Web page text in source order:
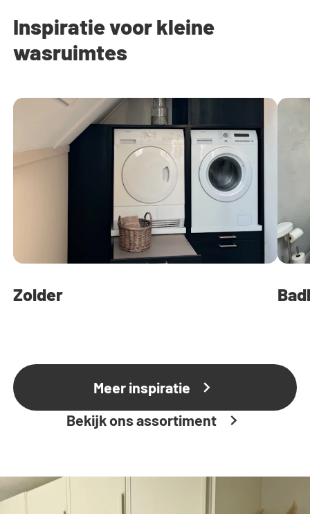
Inspiratie voor kleine
wasruimtes
Bekijk ons assortiment
Meer inspiratie
Zolder